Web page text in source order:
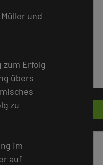
und
Erfolg
übers
zu
im
auf